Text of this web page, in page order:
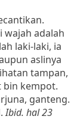
wajah adalah
laki-laki, ia
aslinya
tampan,
bin kempot.
ganteng.
Ibid. hal 23